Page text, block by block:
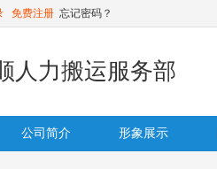
免费注册 忘记密码？
人力搬运服务部
公司简介 形象展示